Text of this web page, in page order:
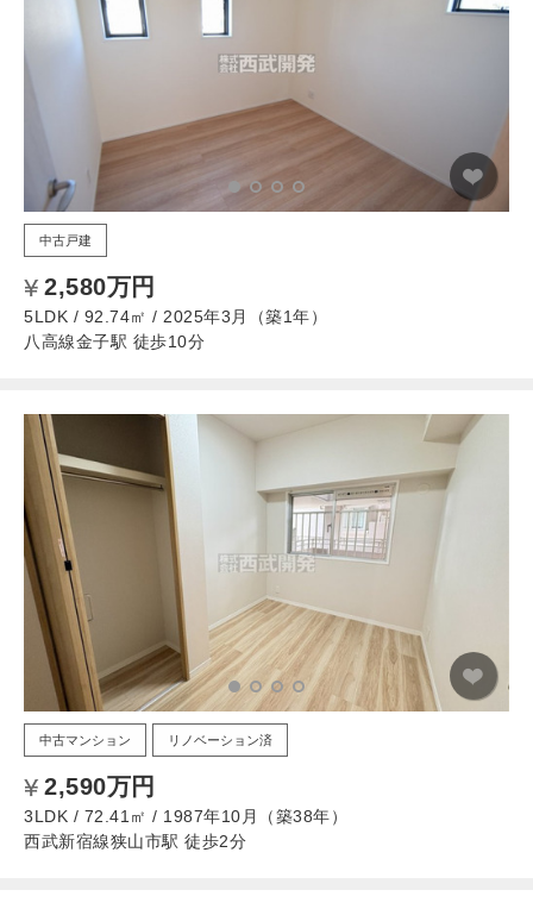
中古戸建
2,580万円
5LDK / 92.74㎡ / 2025年3月（築1年）
八高線金子駅 徒歩10分
中古マンション リノベーション済
2,590万円
3LDK / 72.41㎡ / 1987年10月（築38年）
西武新宿線狭山市駅 徒歩2分